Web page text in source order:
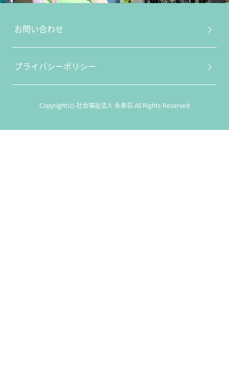
お問い合わせ
プライバシーポリシー
Copyright(c) 社会福祉法人 永寿荘.All Rights Reserved